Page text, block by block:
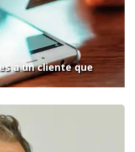
a un cliente que